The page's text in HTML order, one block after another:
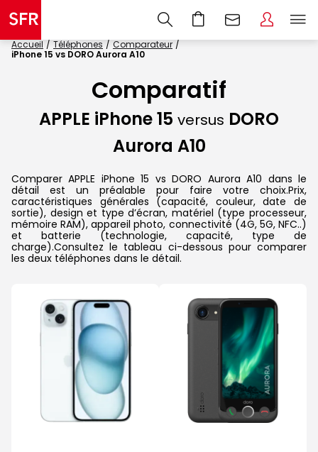
Accueil Téléphones
Comparateur
iPhone 15 vs DORO Aurora A10
Comparatif
APPLE iPhone 15 versus DORO
Aurora A10
Comparer APPLE iPhone 15 vs DORO Aurora A10 dans le
détail est un préalable pour faire votre choix.Prix,
caractéristiques générales (capacité, couleur, date de
sortie), design et type d’écran, matériel (type processeur,
mémoire RAM), appareil photo, connectivité (4G, 5G, NFC..)
et batterie (technologie, capacité, type de
charge).Consultez le tableau ci-dessous pour comparer
les deux téléphones dans le détail.